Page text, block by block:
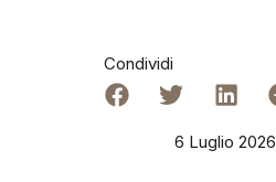
Condividi
6 Luglio 2026